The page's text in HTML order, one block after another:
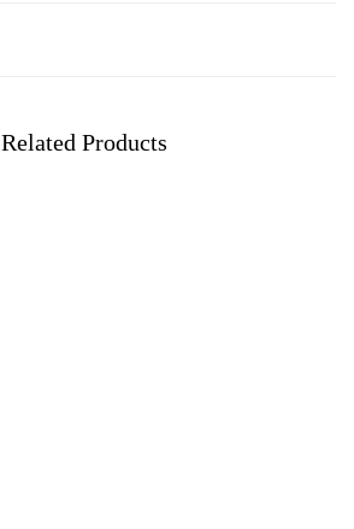
Related Products